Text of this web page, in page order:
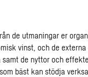
de utmaningar er
vinst, och de
de nyttor och
bäst kan stödja